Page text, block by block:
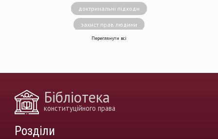
доктринальні підходи
захист прав людини
децентралізація влади
генофонд держава
конситуційне право
Переглянути всі
Бібліотека
конституційного права
Розділи